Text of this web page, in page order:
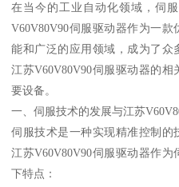
在当今的工业自动化领域，伺
V60V80V90伺服驱动器作为一
能和广泛的应用领域，成为了众
江苏V60V80V90伺服驱动器的
要设备。
一、伺服技术的发展与江苏
伺服技术是一种实现精准控制的
江苏V60V80V90伺服驱动器作
下特点：